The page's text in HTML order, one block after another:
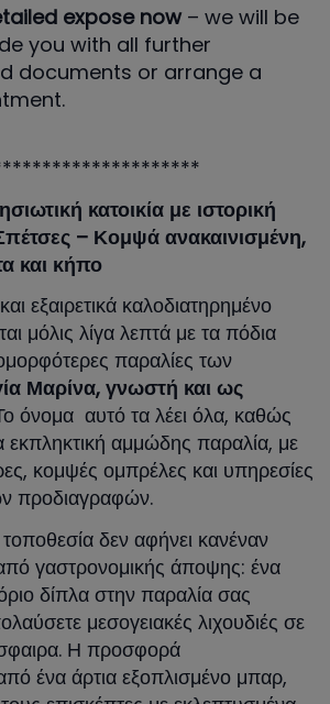
expose now– we will be
you with all further
documents or arrange a
κατοικία με ιστορική
– Κομψά ανακαινισμένη,
και κήπο
εξαιρετικά καλοδιατηρημένο
μόλις λίγα λεπτά με τα πόδια
παραλίες των
Μαρίνα, γνωστή και ως
όνομα αυτό τα λέει όλα, καθώς
εκπληκτική αμμώδης παραλία, με
κομψές ομπρέλες και υπηρεσίες
προδιαγραφών.
δεν αφήνει κανέναν
γαστρονομικής άποψης: ένα
δίπλα στην παραλία σας
μεσογειακές λιχουδιές σε
Η προσφορά
ένα άρτια εξοπλισμένο μπαρ,